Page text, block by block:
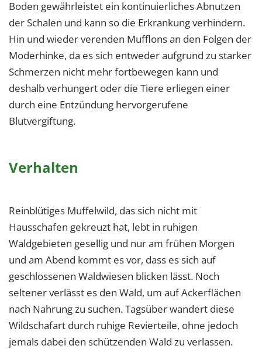
Boden gewährleistet ein kontinuierliches Abnutzen
der Schalen und kann so die Erkrankung verhindern.
Hin und wieder verenden Mufflons an den Folgen der
Moderhinke, da es sich entweder aufgrund zu starker
Schmerzen nicht mehr fortbewegen kann und
deshalb verhungert oder die Tiere erliegen einer
durch eine Entzündung hervorgerufene
Blutvergiftung.
Verhalten
Reinblütiges Muffelwild, das sich nicht mit
Hausschafen gekreuzt hat, lebt in ruhigen
Waldgebieten gesellig und nur am frühen Morgen
und am Abend kommt es vor, dass es sich auf
geschlossenen Waldwiesen blicken lässt. Noch
seltener verlässt es den Wald, um auf Ackerflächen
nach Nahrung zu suchen. Tagsüber wandert diese
Wildschafart durch ruhige Revierteile, ohne jedoch
jemals dabei den schützenden Wald zu verlassen.